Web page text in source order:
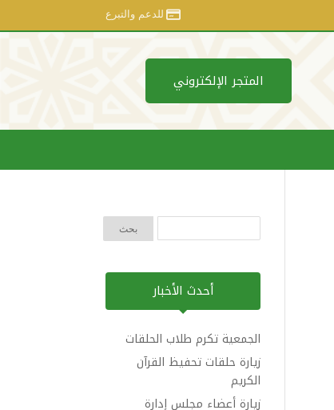
للدعم والتبرع
المتجر الإلكتروني
أحدث الأخبار
الجمعية تكرم طلاب الحلقات
زيارة حلقات تحفيظ القرآن
الكريم
زيارة أعضاء مجلس إدارة